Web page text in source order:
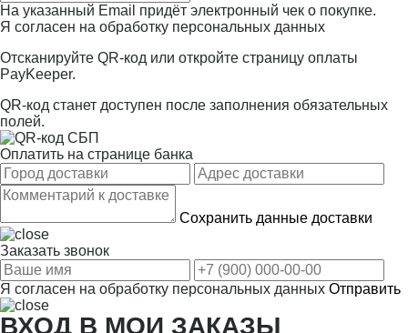
На указанный Email придёт электронный чек о покупке.
Я согласен на обработку персональных данных
Отсканируйте QR-код или откройте страницу оплаты
PayKeeper.
QR-код станет доступен после заполнения обязательных
полей.
Оплатить на странице банка
Сохранить данные доставки
Заказать звонок
Я согласен на обработку персональных данных Отправить
ВХОД В МОИ ЗАКАЗЫ